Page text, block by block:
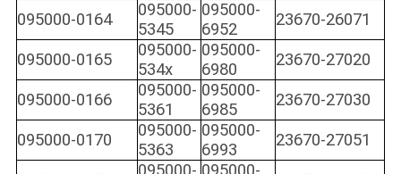
095000-0164
095000-
5345
095000-
6952
23670-26071
095000-0165
095000-
534x
095000-
6980
23670-27020
095000-0166
095000-
5361
095000-
6985
23670-27030
095000-0170
095000-
5363
095000-
6993
23670-27051